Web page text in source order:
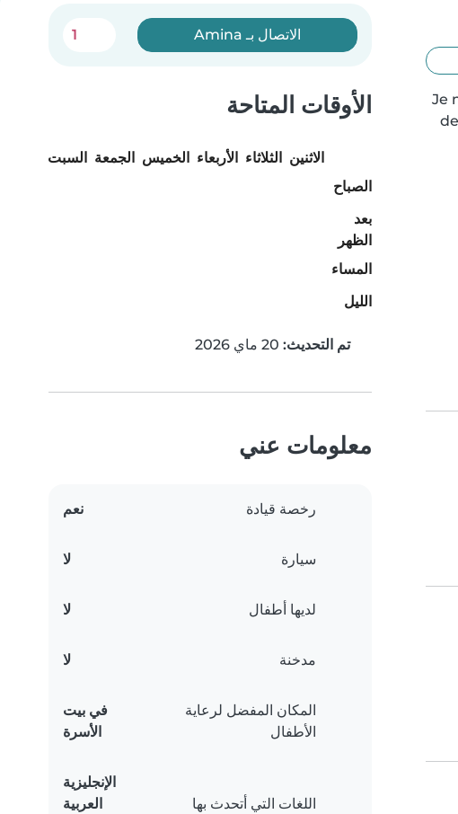
Je
الاتصال بـ Amina 1
الأوقات المتاحة
الاثنين الثلاثاء الأربعاء الخميس الجمعة السبت
الصباح
بعد
الظهر
المساء
الليل
تم التحديث:
معلومات عني
رخصة قيادة نعم
سيارة لا
لديها أطفال لا
مدخنة لا
المكان المفضل لرعاية
الأطفال
في بيت
الأسرة
اللغات التي أتحدث بها
الإنجليزية
العربية